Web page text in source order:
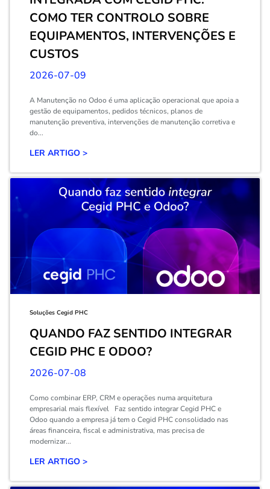
COMO TER CONTROLO SOBRE
EQUIPAMENTOS, INTERVENÇÕES E
CUSTOS
2026-07-09
A Manutenção no Odoo é uma aplicação operacional que apoia a
gestão de equipamentos, pedidos técnicos, planos de
manutenção preventiva, intervenções de manutenção corretiva e
do...
LER ARTIGO >
Soluções Cegid PHC
QUANDO FAZ SENTIDO INTEGRAR
CEGID PHC E ODOO?
2026-07-08
Como combinar ERP, CRM e operações numa arquitetura
empresarial mais flexível Faz sentido integrar Cegid PHC e
Odoo quando a empresa já tem o Cegid PHC consolidado nas
áreas financeira, fiscal e administrativa, mas precisa de
modernizar...
LER ARTIGO >